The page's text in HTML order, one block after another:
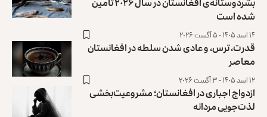
شده است
۱۴ اسد ۱۴۰۵ - ۵ آگست ۲۰۲۶
قدرت، ترس، و عادی ‌شدن سلطه در افغانستان
معاصر
۱۲ اسد ۱۴۰۵ - ۳ آگست ۲۰۲۶
ازدواج اجباری در افغانستان؛ مشروعیت‌بخشی
لذت‌جویی مردانه